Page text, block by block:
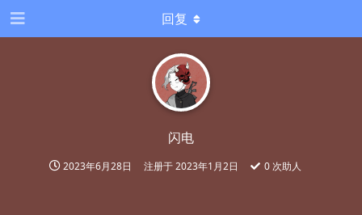
闪电
2023年6月28日 注册于2023年1月2日 0次助人
回复